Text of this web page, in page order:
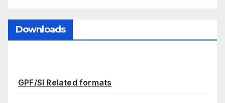
Downloads
GPF/SI Related formats